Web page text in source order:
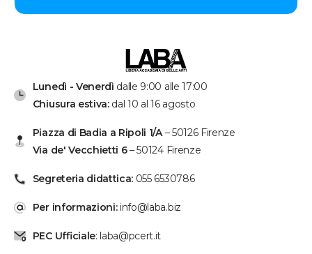
Lunedì - Venerdì dalle 9:00 alle 17:00
Chiusura estiva:dal 10 al 16 agosto
Piazza di Badia a Ripoli 1/A – 50126 Firenze
Via de' Vecchietti 6 – 50124 Firenze
Segreteria didattica: 055 6530786
Per informazioni:info@laba.biz
PEC Ufficiale: laba@pcert.it